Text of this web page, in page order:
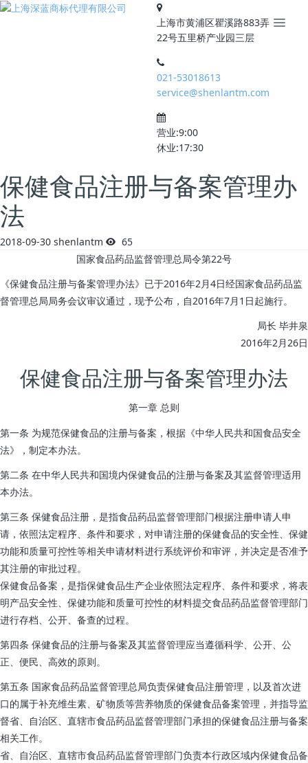
上海市黄浦区瞿溪路883弄
22号五里桥产业园三层
021-53018613
service@shenlantm.com
营业:9:00
休业:17:30
保健食品注册与备案管理办
法
2018-09-30 shenlantm
65
国家食品药品监督管理总局令第22号
《保健食品注册与备案管理办法》已于2016年2月4日经国家食品药品监
督管理总局局务会议审议通过，现予公布，自2016年7月1日起施行。
局长 毕井泉
2016年2月26日
保健食品注册与备案管理办法
第一章 总则
第一条 为规范保健食品的注册与备案，根据《中华人民共和国食品安全
法》，制定本办法。
第二条 在中华人民共和国境内保健食品的注册与备案及其监督管理适用
本办法。
第三条 保健食品注册，是指食品药品监督管理部门根据注册申请人申
请，依照法定程序、条件和要求，对申请注册的保健食品的安全性、保健
功能和质量可控性等相关申请材料进行系统评价和审评，并决定是否准予
其注册的审批过程。
保健食品备案，是指保健食品生产企业依照法定程序、条件和要求，将表
明产品安全性、保健功能和质量可控性的材料提交食品药品监督管理部门
进行存档、公开、备查的过程。
第四条 保健食品的注册与备案及其监督管理应当遵循科学、公开、公
正、便民、高效的原则。
第五条 国家食品药品监督管理总局负责保健食品注册管理，以及首次进
口的属于补充维生素、矿物质等营养物质的保健食品备案管理，并指导监
督省、自治区、直辖市食品药品监督管理部门承担的保健食品注册与备案
相关工作。
省、自治区、直辖市食品药品监督管理部门负责本行政区域内保健食品备